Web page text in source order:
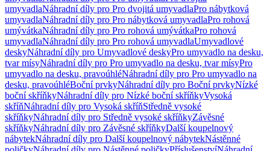
umyvadlaNáhradní díly pro Pro dvojitá umyvadlaPro nábytková
umyvadlaNáhradní díly pro Pro nábytková umyvadlaPro rohová
umývátkaNáhradní díly pro Pro rohová umývátkaPro rohová
umyvadlaNáhradní díly pro Pro rohová umyvadlaUmyvadlové
deskyNáhradní díly pro Umyvadlové deskyPro umyvadlo na desku,
tvar mísyNáhradní díly pro Pro umyvadlo na desku, tvar mísyPro
umyvadlo na desku, pravoúhléNáhradní díly pro Pro umyvadlo na
desku, pravoúhléBoční prvkyNáhradní díly pro Boční prvkyNízké
boční skříňkyNáhradní díly pro Nízké boční skříňkyVysoká
skříňNáhradní díly pro Vysoká skříňStředně vysoké
skříňkyNáhradní díly pro Středně vysoké skříňkyZávěsné
skříňkyNáhradní díly pro Závěsné skříňkyDalší koupelnový
nábytekNáhradní díly pro Další koupelnový nábytekNástěnné